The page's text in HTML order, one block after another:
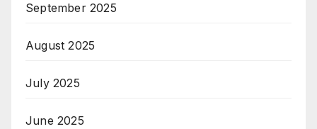
September 2025
August 2025
July 2025
June 2025